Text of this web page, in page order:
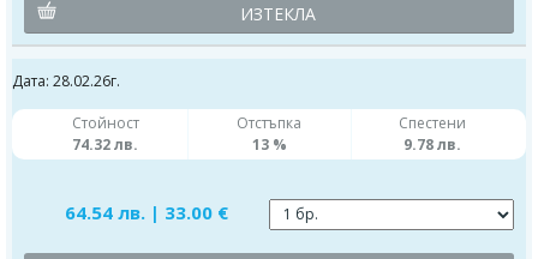
ИЗТЕКЛА
Дата: 28.02.26г.
Стойност
74.32 лв.
Отстъпка
13 %
Спестени
9.78 лв.
64.54 лв. | 33.00 €